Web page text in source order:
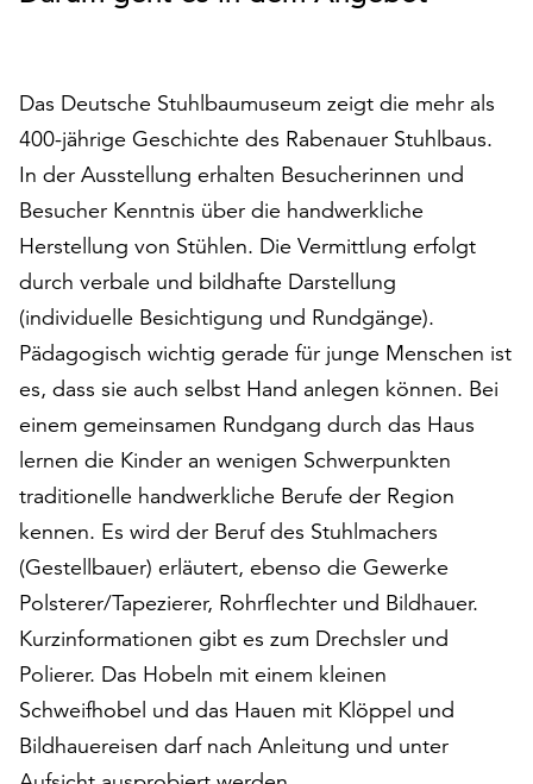
um
alle
Cookies
zu
akzeptieren.
Sie
können
Ihr
Einverständnis
jederzeit
ändern
und
widerrufen.
Dafür
steht
Ihnen
am
Ende
der
Seite
die
Schaltfläche
„Cookie-
Einstellungen“
Das Deutsche Stuhlbaumuseum zeigt die mehr als
400-jährige Geschichte des Rabenauer Stuhlbaus.
In der Ausstellung erhalten Besucherinnen und
Besucher Kenntnis über die handwerkliche
Herstellung von Stühlen. Die Vermittlung erfolgt
durch verbale und bildhafte Darstellung
(individuelle Besichtigung und Rundgänge).
Pädagogisch wichtig gerade für junge Menschen ist
es, dass sie auch selbst Hand anlegen können. Bei
einem gemeinsamen Rundgang durch das Haus
lernen die Kinder an wenigen Schwerpunkten
traditionelle handwerkliche Berufe der Region
kennen. Es wird der Beruf des Stuhlmachers
(Gestellbauer) erläutert, ebenso die Gewerke
Polsterer/Tapezierer, Rohrflechter und Bildhauer.
Kurzinformationen gibt es zum Drechsler und
Polierer. Das Hobeln mit einem kleinen
Schweifhobel und das Hauen mit Klöppel und
Bildhauereisen darf nach Anleitung und unter